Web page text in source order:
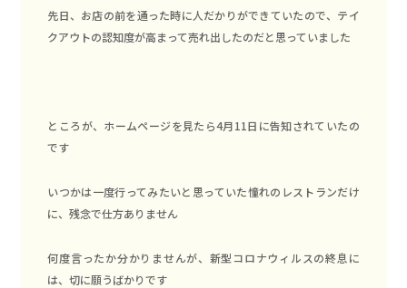
先日、お店の前を通った時に人だかりができていたので、テイ
クアウトの認知度が高まって売れ出したのだと思っていました
ところが、ホームページを見たら4月11日に告知されていたの
です
いつかは一度行ってみたいと思っていた憧れのレストランだけ
に、残念で仕方ありません
何度言ったか分かりませんが、新型コロナウィルスの終息に
は、切に願うばかりです